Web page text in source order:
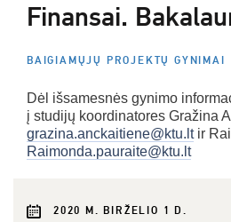
Finansai.
BAIGIAMŲJŲ PROJEKTŲ GYNIMAI
Dėl išsamesnės gynimo
į studijų koordinatores Gražina
grazina.anckaitiene@ktu.ltir
Raimonda.pauraite@ktu.lt
2020 M. BIRŽELIO 1 D.